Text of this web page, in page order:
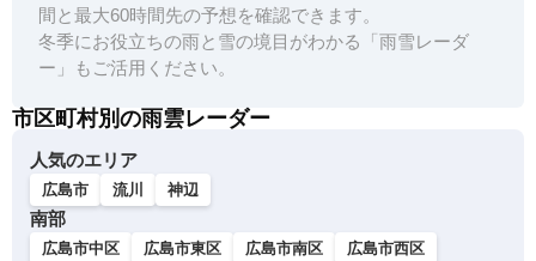
間と最大60時間先の予想を確認できます。
冬季にお役立ちの雨と雪の境目がわかる「雨雪レーダ
ー」もご活用ください。
市区町村別の雨雲レーダー
人気のエリア
広島市 流川 神辺
南部
広島市中区 広島市東区 広島市南区
広島市西区